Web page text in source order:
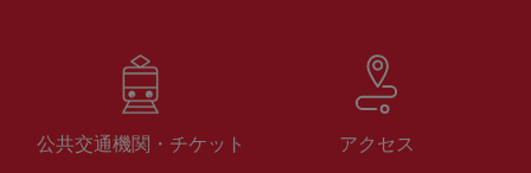
公共交通機関・チケット アクセス